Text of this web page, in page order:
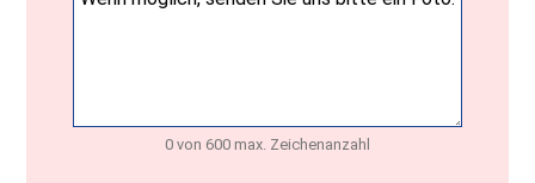
0 von 600 max. Zeichenanzahl